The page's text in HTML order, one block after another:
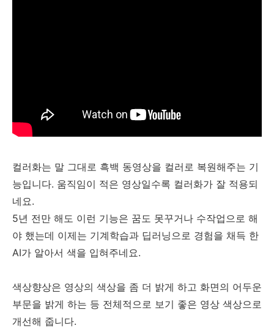
컬러화는 말 그대로 흑백 동영상을 컬러로 복원해주는 기
능입니다. 움직임이 적은 영상일수록 컬러화가 잘 적용되
네요.
5년 전만 해도 이런 기능은 꿈도 못꾸거나 수작업으로 해
야 했는데 이제는 기계학습과 딥러닝으로 경험을 채득 한
AI가 알아서 색을 입혀주네요.
색상향상은 영상의 색상을 좀 더 밝게 하고 화면의 어두운
부문을 밝게 하는 등 전체적으로 보기 좋은 영상 색상으로
개선해 줍니다.